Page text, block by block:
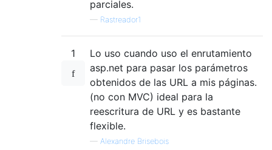
parciales.
— Rastreador1
1
Lo uso cuando uso el enrutamiento
asp.net para pasar los parámetros
obtenidos de las URL a mis páginas.
(no con MVC) ideal para la
reescritura de URL y es bastante
flexible.
— Alexandre Brisebois